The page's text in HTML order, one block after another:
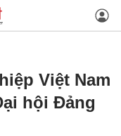
Việt Nam
hội Đảng